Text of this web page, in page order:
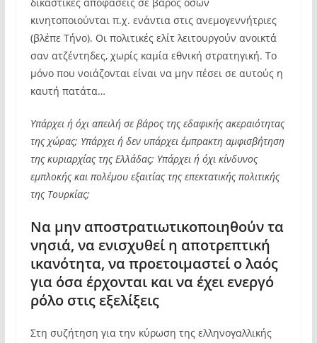
κινητοποιούνται π.χ. ενάντια στις ανεμογεννήτριες
(βλέπε Τήνο). Οι πολιτικές ελίτ λειτουργούν ανοικτά
σαν ατζέντηδες, χωρίς καμία εθνική στρατηγική. Το
μόνο που νοιάζονται είναι να μην πέσει σε αυτούς η
καυτή πατάτα…
Υπάρχει ή όχι απειλή σε βάρος της εδαφικής ακεραιότητας
της χώρας; Υπάρχει ή δεν υπάρχει έμπρακτη αμφισβήτηση
της κυριαρχίας της Ελλάδας; Υπάρχει ή όχι κίνδυνος
εμπλοκής και πολέμου εξαιτίας της επεκτατικής πολιτικής
της Τουρκίας;
Να μην αποστρατιωτικοποιηθούν τα
νησιά, να ενισχυθεί η αποτρεπτική
ικανότητα, να προετοιμαστεί ο λαός
για όσα έρχονται και να έχει ενεργό
ρόλο στις εξελίξεις
Στη συζήτηση για την κύρωση της ελληνογαλλικής